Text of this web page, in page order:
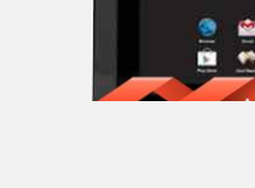
General